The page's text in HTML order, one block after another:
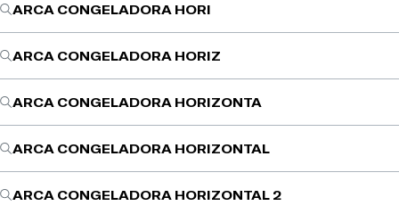
ARCA CONGELADORA HORI
ARCA CONGELADORA HORIZ
ARCA CONGELADORA HORIZONTA
ARCA CONGELADORA HORIZONTAL
ARCA CONGELADORA HORIZONTAL 2